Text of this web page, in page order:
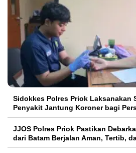
Sidokkes Polres Priok Laksanakan
Penyakit Jantung Koroner bagi
JJOS Polres Priok Pastikan
dari Batam Berjalan Aman, Tertib,